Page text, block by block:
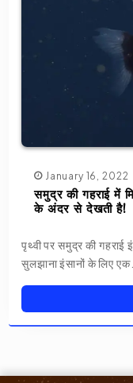
January 16, 2022
समुद्र की गहराई में
के अंदर से देखती है!
पृथ्वी पर समुद्र की गहराई
सुलझाना इंसानों के लिए एक…